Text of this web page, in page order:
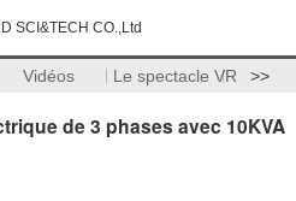
SCI&TECH CO.,Ltd
Vidéos Le spectacle VR >>
de 3 phases avec 10KVA